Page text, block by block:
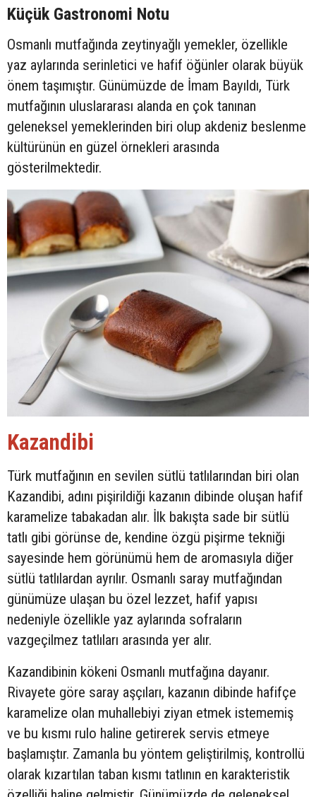
Küçük Gastronomi Notu
Osmanlı mutfağında zeytinyağlı yemekler, özellikle
yaz aylarında serinletici ve hafif öğünler olarak büyük
önem taşımıştır. Günümüzde de İmam Bayıldı, Türk
mutfağının uluslararası alanda en çok tanınan
geleneksel yemeklerinden biri olup akdeniz beslenme
kültürünün en güzel örnekleri arasında
gösterilmektedir.
Kazandibi
Türk mutfağının en sevilen sütlü tatlılarından biri olan
Kazandibi, adını pişirildiği kazanın dibinde oluşan hafif
karamelize tabakadan alır. İlk bakışta sade bir sütlü
tatlı gibi görünse de, kendine özgü pişirme tekniği
sayesinde hem görünümü hem de aromasıyla diğer
sütlü tatlılardan ayrılır. Osmanlı saray mutfağından
günümüze ulaşan bu özel lezzet, hafif yapısı
nedeniyle özellikle yaz aylarında sofraların
vazgeçilmez tatlıları arasında yer alır.
Kazandibinin kökeni Osmanlı mutfağına dayanır.
Rivayete göre saray aşçıları, kazanın dibinde hafifçe
karamelize olan muhallebiyi ziyan etmek istememiş
ve bu kısmı rulo haline getirerek servis etmeye
başlamıştır. Zamanla bu yöntem geliştirilmiş, kontrollü
olarak kızartılan taban kısmı tatlının en karakteristik